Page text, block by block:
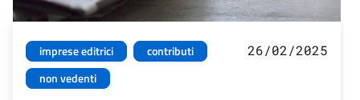
imprese editrici
contributi
non vedenti
26/02/2025